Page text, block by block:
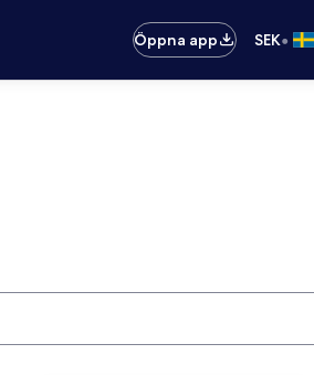
Öppna app SEK•